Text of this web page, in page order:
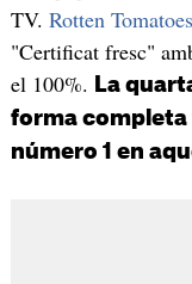
TV. Rotten Tomatoes
"Certificat fresc"
el 100%.
La
forma completa
número 1 en